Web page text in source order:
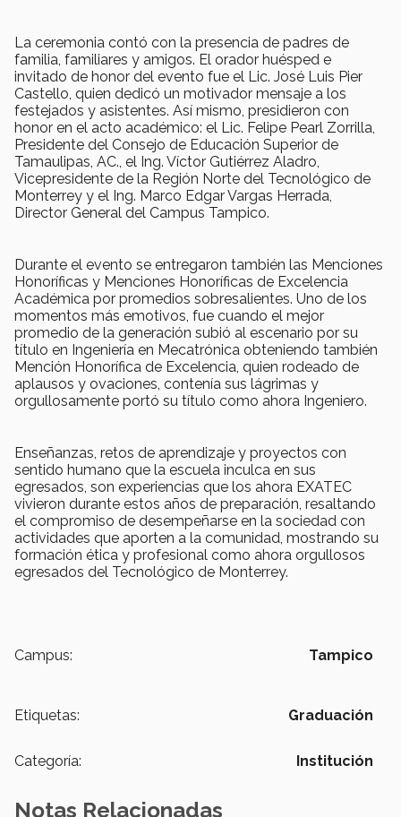
La ceremonia contó con la presencia de padres de
familia, familiares y amigos. El orador huésped e
invitado de honor del evento fue el Lic. José Luis Pier
Castello, quien dedicó un motivador mensaje a los
festejados y asistentes. Así mismo, presidieron con
honor en el acto académico: el Lic. Felipe Pearl Zorrilla,
Presidente del Consejo de Educación Superior de
Tamaulipas, AC., el Ing. Víctor Gutiérrez Aladro,
Vicepresidente de la Región Norte del Tecnológico de
Monterrey y el Ing. Marco Edgar Vargas Herrada,
Director General del Campus Tampico.
Durante el evento se entregaron también las Menciones
Honoríficas y Menciones Honoríficas de Excelencia
Académica por promedios sobresalientes. Uno de los
momentos más emotivos, fue cuando el mejor
promedio de la generación subió al escenario por su
título en Ingeniería en Mecatrónica obteniendo también
Mención Honorífica de Excelencia, quien rodeado de
aplausos y ovaciones, contenía sus lágrimas y
orgullosamente portó su título como ahora Ingeniero.
Enseñanzas, retos de aprendizaje y proyectos con
sentido humano que la escuela inculca en sus
egresados, son experiencias que los ahora EXATEC
vivieron durante estos años de preparación, resaltando
el compromiso de desempeñarse en la sociedad con
actividades que aporten a la comunidad, mostrando su
formación ética y profesional como ahora orgullosos
egresados del Tecnológico de Monterrey.
Campus: Tampico
Etiquetas: Graduación
Categoría: Institución
Notas Relacionadas